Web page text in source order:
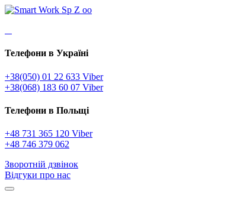
Телефони в Україні
+38(050) 01 22 633 Viber
+38(068) 183 60 07 Viber
Телефони в Польщі
+48 731 365 120 Viber
+48 746 379 062
Зворотній дзвінок
Відгуки про нас